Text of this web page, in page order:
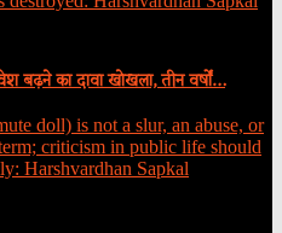
बढ़ने का दावा खोखला, तीन वर्षों…